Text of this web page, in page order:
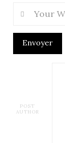
Envoyer
POST
AUTHOR